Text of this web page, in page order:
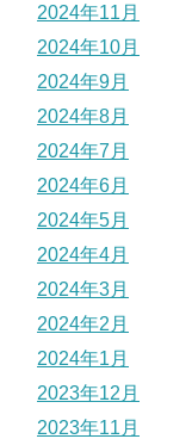
2024年11月
2024年10月
2024年9月
2024年8月
2024年7月
2024年6月
2024年5月
2024年4月
2024年3月
2024年2月
2024年1月
2023年12月
2023年11月